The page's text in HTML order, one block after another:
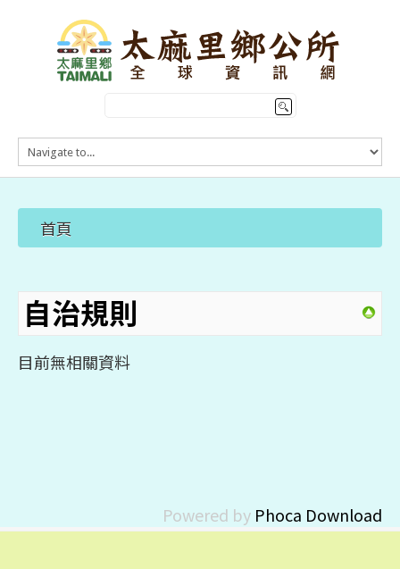
HOME
訊息公告
觀光導覽
首頁
自治規則
目前無相關資料
Powered by Phoca Download